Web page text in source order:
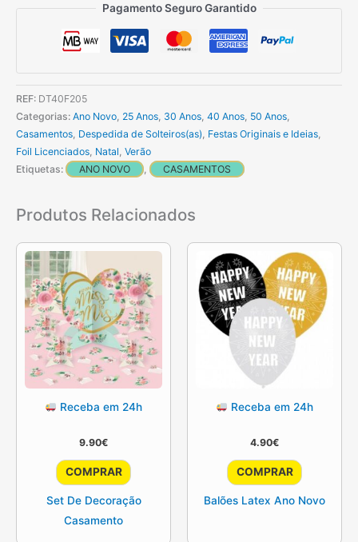
Balão
Champanhe
Pagamento Seguro Garantido
REF: DT40F205
Categorias: Ano Novo 25 Anos 30 Anos 40 Anos 50 Anos
Casamentos Despedida de Solteiros(as) Festas Originais e Ideias
Foil Licenciados Natal Verão
Etiquetas:
ANO NOVO CASAMENTOS
Produtos Relacionados
Receba em 24h
9.90€
COMPRAR
Set De Decoração
Casamento
Receba em 24h
4.90€
COMPRAR
Balões Latex Ano Novo